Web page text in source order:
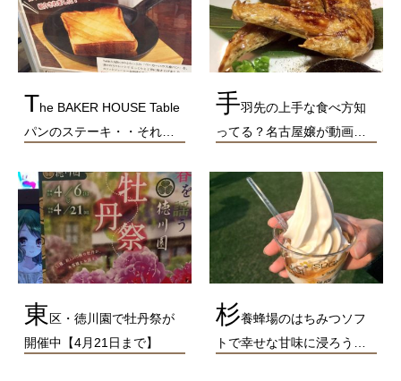
The BAKER HOUSE Table
パンのステーキ・・それ…
手羽先の上手な食べ方知
ってる？名古屋嬢が動画…
東 区・徳川園で牡丹祭が
開催中【4月21日まで】
杉養蜂場のはちみつソフ
トで幸せな甘味に浸ろう…